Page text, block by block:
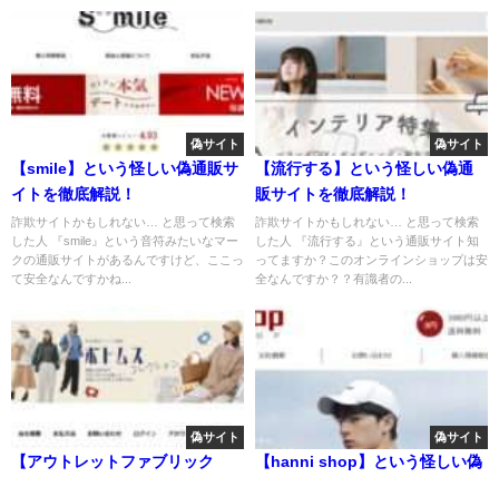
偽サイト
【smile】という怪しい偽通販サ
イトを徹底解説！
詐欺サイトかもしれない… と思って検索
した人 『smile』という音符みたいなマー
クの通販サイトがあるんですけど、ここっ
て安全なんですかね...
偽サイト
【流行する】という怪しい偽通
販サイトを徹底解説！
詐欺サイトかもしれない… と思って検索
した人 『流行する』という通販サイト知
ってますか？このオンラインショップは安
全なんですか？？有識者の...
偽サイト
【アウトレットファブリック
偽サイト
【hanni shop】という怪しい偽